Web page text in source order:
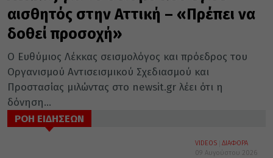
αισθητός στην Αττική – «Πρέπει να
δοθεί προσοχή»
Ο Ευθύμιος Λέκκας σεισμολόγος και πρόεδρος του
Οργανισμού Αντισεισμικού Σχεδιασμού και
Προστασίας μιλώντας στο newsit.gr λέει ότι η
δόνηση...
ΡΟΗ ΕΙΔΗΣΕΩΝ
VIDEOS
ΔΙΑΦΟΡΑ
09 Αυγούστου 2026